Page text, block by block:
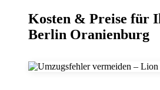
Kosten & Preise für
Berlin Oranienburg